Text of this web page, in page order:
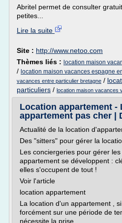
Abritel permet de consulter
petites...
Lire la suite
Site : http://www.netoo.com
Thèmes liés : location maison
/ location maison vacances espagne
vacances entre particulier bretagne /
particuliers / location maison vacances
Location appartement -
appartement pas cher |
Actualité de la location
Des "sitters" pour gérer la
Les conciergeries pour gérer
appartement se développent :
elles s'occupent de tout !
Voir l'article
location appartement
La location d'un appartement ,
forcément sur une période de
nécessite la prise...